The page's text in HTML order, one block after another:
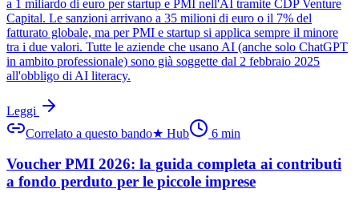
a 1 miliardo di euro per startup e PMI nell'AI tramite CDP Venture
Capital. Le sanzioni arrivano a 35 milioni di euro o il 7% del
fatturato globale, ma per PMI e startup si applica sempre il minore
tra i due valori. Tutte le aziende che usano AI (anche solo ChatGPT
in ambito professionale) sono già soggette dal 2 febbraio 2025
all'obbligo di AI literacy.
Leggi
Correlato a questo bando★ Hub 6 min
Voucher PMI 2026: la guida completa ai contributi
a fondo perduto per le piccole imprese